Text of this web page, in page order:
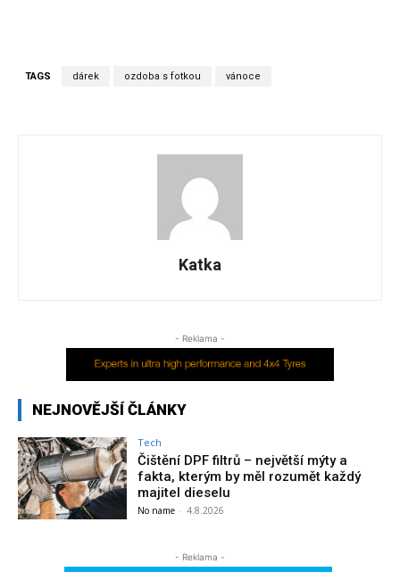
TAGS dárek ozdoba s fotkou vánoce
Katka
- Reklama -
NEJNOVĚJŠÍ ČLÁNKY
Tech
Čištění DPF filtrů – největší mýty a
fakta, kterým by měl rozumět každý
majitel dieselu
No name - 4.8.2026
- Reklama -